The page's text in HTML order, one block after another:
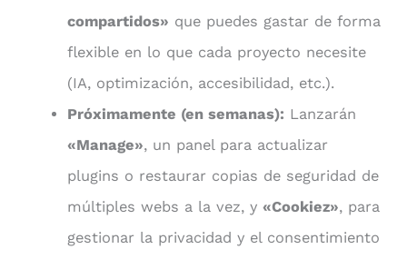
compartidos» que puedes gastar de forma
flexible en lo que cada proyecto necesite
(IA, optimización, accesibilidad, etc.).
Próximamente (en semanas): Lanzarán
«Manage», un panel para actualizar
plugins o restaurar copias de seguridad de
múltiples webs a la vez, y«Cookiez», para
gestionar la privacidad y el consentimiento